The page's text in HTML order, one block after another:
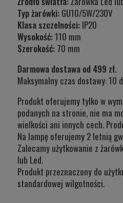
Typ żarówki: GU10/5W/230V
Klasa szczelności: IP20
Wysokość:110 mm
Szerokość: 70 mm
Darmowa dostawa od 499 zł.
Maksymalny czas dostawy: 10
Produkt oferujemy tylko w
podanych na stronie, nie ma
wielkości ani innych cech.
Na lampę oferujemy 2 letnią
Zalecamy użytkowanie z
lub Led.
Produkt przeznaczony do
standardowej wilgotności.